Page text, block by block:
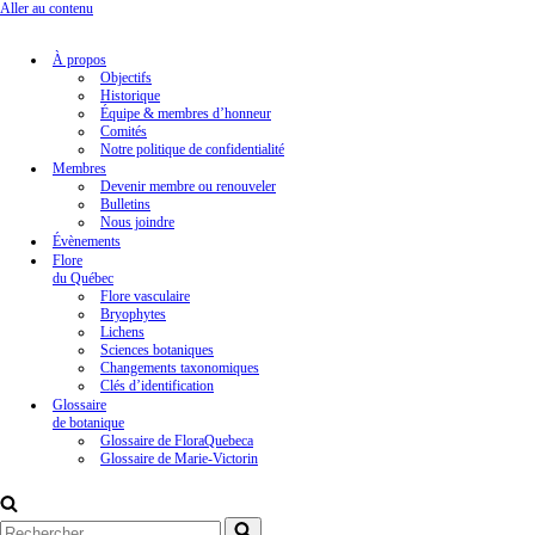
Aller au contenu
À propos
Objectifs
Historique
Équipe & membres d’honneur
Comités
Notre politique de confidentialité
Membres
Devenir membre ou renouveler
Bulletins
Nous joindre
Évènements
Flore
du Québec
Flore vasculaire
Bryophytes
Lichens
Sciences botaniques
Changements taxonomiques
Clés d’identification
Glossaire
de botanique
Glossaire de FloraQuebeca
Glossaire de Marie-Victorin
Rechercher...